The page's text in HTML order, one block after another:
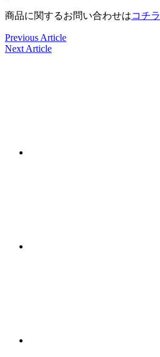
商品に関するお問い合わせはコチラ
Previous Article
Next Article